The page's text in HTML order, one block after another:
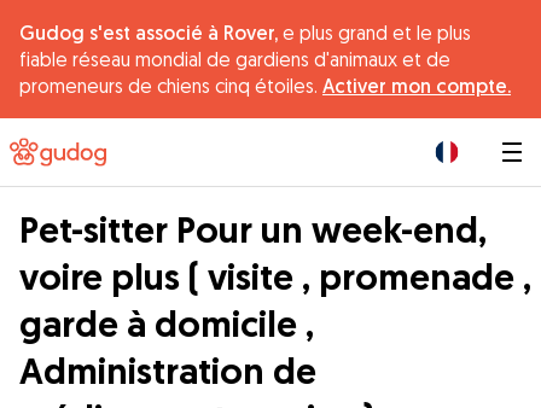
Gudog s'est associé à Rover, e plus grand et le plus
fiable réseau mondial de gardiens d'animaux et de
promeneurs de chiens cinq étoiles. Activer mon compte.
Pet-sitter Pour un week-end,
voire plus ( visite , promenade ,
garde à domicile ,
Administration de